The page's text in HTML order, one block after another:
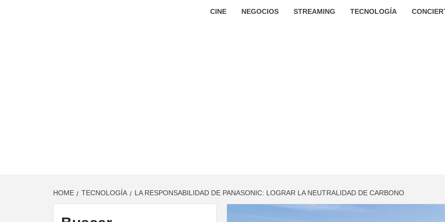
CINE NEGOCIOS STREAMING TECNOLOGÍA
HOME TECNOLOGÍA LA RESPONSABILIDAD DE PANASONIC: LOGRAR LA NEUTRALIDAD DE CARBONO